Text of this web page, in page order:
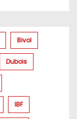
Bivol
Dubois
IBF